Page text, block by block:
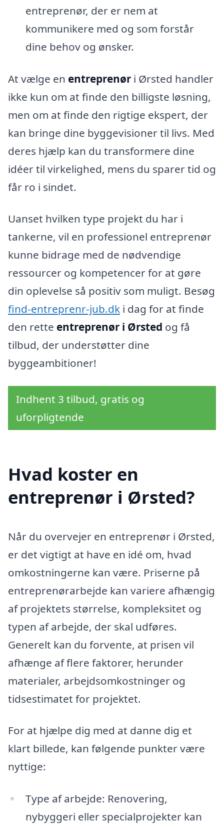
entreprenør, der er nem at
kommunikere med og som forstår
dine behov og ønsker.
At vælge en entreprenør i Ørsted handler
ikke kun om at finde den billigste løsning,
men om at finde den rigtige ekspert, der
kan bringe dine byggevisioner til livs. Med
deres hjælp kan du transformere dine
idéer til virkelighed, mens du sparer tid og
får ro i sindet.
Uanset hvilken type projekt du har i
tankerne, vil en professionel entreprenør
kunne bidrage med de nødvendige
ressourcer og kompetencer for at gøre
din oplevelse så positiv som muligt. Besøg
find-entreprenr-jub.dk i dag for at finde
den rette entreprenør i Ørsted og få
tilbud, der understøtter dine
byggeambitioner!
Indhent 3 tilbud, gratis og
uforpligtende
Hvad koster en
entreprenør i Ørsted?
Når du overvejer en entreprenør i Ørsted,
er det vigtigt at have en idé om, hvad
omkostningerne kan være. Priserne på
entreprenørarbejde kan variere afhængig
af projektets størrelse, kompleksitet og
typen af arbejde, der skal udføres.
Generelt kan du forvente, at prisen vil
afhænge af flere faktorer, herunder
materialer, arbejdsomkostninger og
tidsestimatet for projektet.
For at hjælpe dig med at danne dig et
klart billede, kan følgende punkter være
nyttige:
Type af arbejde: Renovering,
nybyggeri eller specialprojekter kan